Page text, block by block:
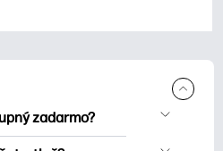
zadarmo?
ako 2500